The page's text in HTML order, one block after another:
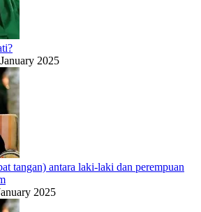
2025
tangan) antara laki-laki dan perempuan
2025